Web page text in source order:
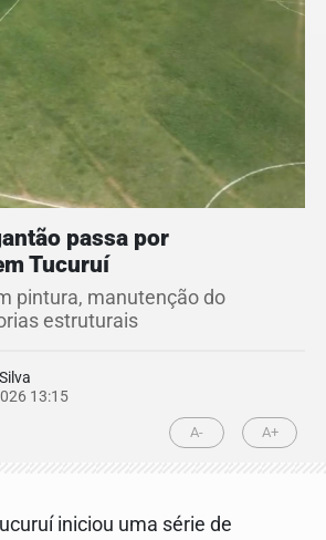
passa por
Tucuruí
pintura, manutenção do
estruturais
13:15
A- A+
iniciou uma série de